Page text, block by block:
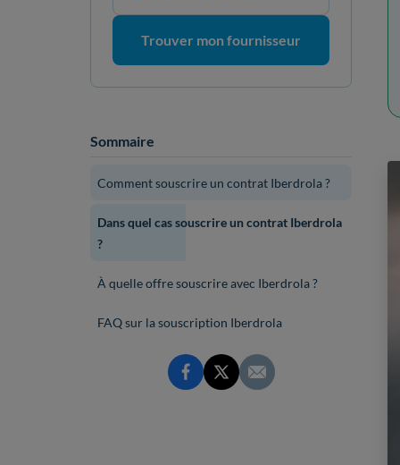
Trouver mon fournisseur
Sommaire
Comment souscrire un contrat Iberdrola ?
Dans quel cas souscrire un contrat Iberdrola
?
À quelle offre souscrire avec Iberdrola ?
FAQ sur la souscription Iberdrola